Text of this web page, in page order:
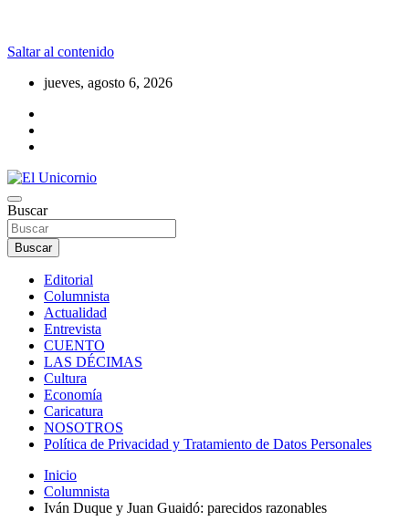
Saltar al contenido
jueves, agosto 6, 2026
El Unicornio
La realidad supera la fantasía
Buscar
Buscar
Editorial
Columnista
Actualidad
Entrevista
CUENTO
LAS DÉCIMAS
Cultura
Economía
Caricatura
NOSOTROS
Política de Privacidad y Tratamiento de Datos Personales
Inicio
Columnista
Iván Duque y Juan Guaidó: parecidos razonables